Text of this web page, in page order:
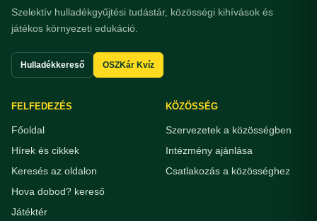
Szelektív hulladékgyűjtési tudástár, közösségi kihívások és
játékos környezeti edukáció.
Hulladékkereső OSZKár Kvíz
FELFEDEZÉS
Főoldal
Hírek és cikkek
Keresés az oldalon
Hova dobod? kereső
Játéktér
KÖZÖSSÉG
Szervezetek a közösségben
Intézmény ajánlása
Csatlakozás a közösséghez